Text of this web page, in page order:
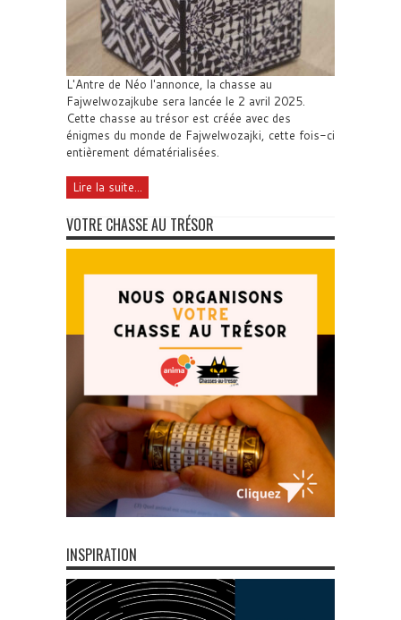
L'Antre de Néo l'annonce, la chasse au
Fajwelwozajkube sera lancée le 2 avril 2025.
Cette chasse au trésor est créée avec des
énigmes du monde de Fajwelwozajki, cette fois-ci
entièrement dématérialisées.
Lire la suite...
VOTRE CHASSE AU TRÉSOR
INSPIRATION